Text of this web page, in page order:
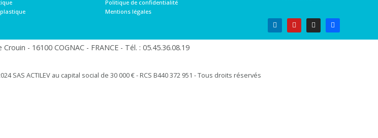
Politique de confidentialité
Mentions légales
- 16100 COGNAC - FRANCE - Tél. : 05.45.36.08.19​
SAS ACTILEV au capital social de 30 000 € - RCS B440 372 951 - Tous droits réservés​​